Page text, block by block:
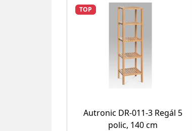
TOP
Autronic DR-011-3 Regál 5
polic, 140 cm